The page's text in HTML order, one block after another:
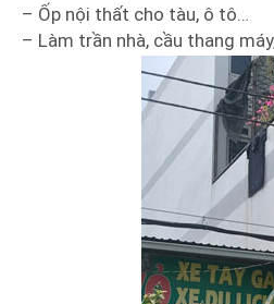
– Ốp nội thất cho tàu, ô tô…
– Làm trần nhà, cầu thang